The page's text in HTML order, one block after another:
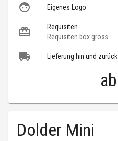
Eigenes Logo
Requisiten
Requisiten box gross
Lieferung hin und zurück
ab
Dolder Mini